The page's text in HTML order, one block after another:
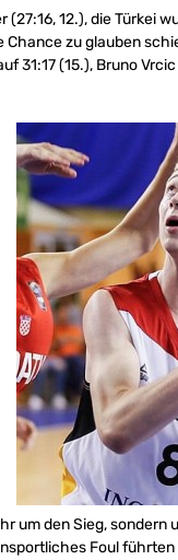
12.), die Türkei
zu glauben
(15.), Bruno Vrcic
um den Sieg, sondern
Foul